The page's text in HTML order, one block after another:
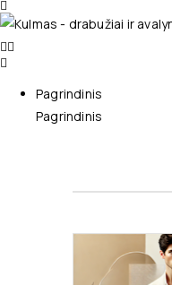
Pagrindinis
Pagrindinis